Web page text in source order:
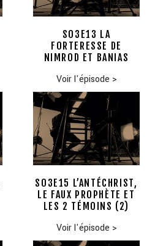
S03E13 LA
FORTERESSE DE
NIMROD ET BANIAS
Voir l'épisode >
S03E15 L’ANTÉCHRIST,
LE FAUX PROPHÈTE ET
LES 2 TÉMOINS (2)
Voir l'épisode >